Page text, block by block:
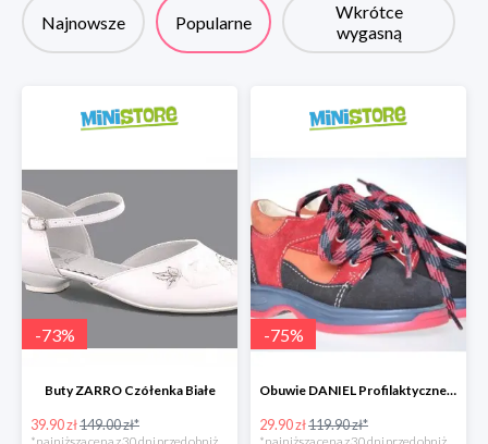
Najnowsze Popularne
Wkrótce
wygasną
-73%
Buty ZARRO Czółenka Białe
39.90 zł149.00 zł*
-75%
Obuwie DANIEL Profilaktyczne dla Dzieci
29.90 zł119.90 zł*